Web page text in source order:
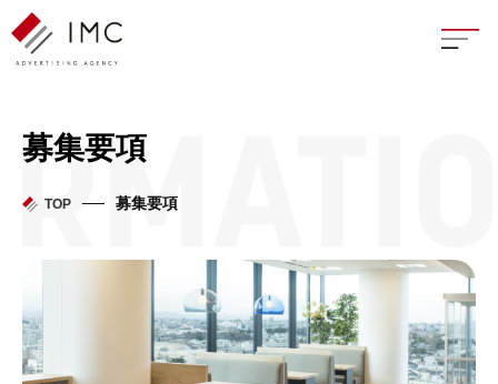
座談
よく
募集要項
TOP 募集要項